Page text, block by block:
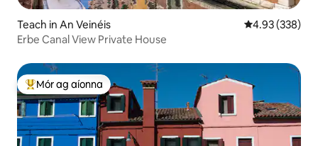
Teach in An Veinéis Meánrátáil
4.93 (338)
Erbe Canal View Private House
An-mhór ag aíonna
Mór ag aíonna